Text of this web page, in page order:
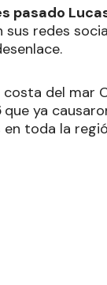
pasado
redes
del mar
que ya
toda la